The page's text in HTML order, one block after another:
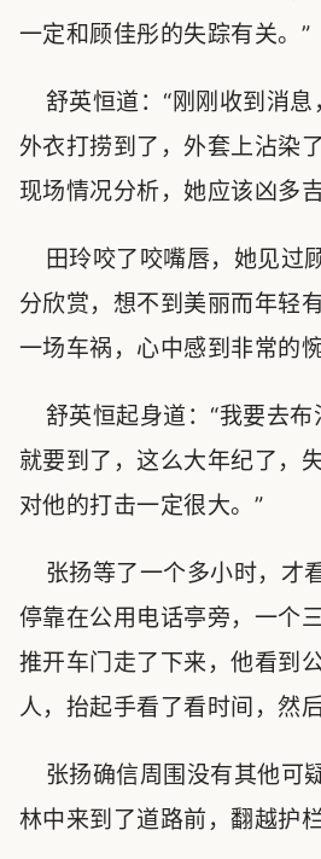
一定和顾佳彤的失踪有关。”
舒英恒道：“刚刚收到消息
外衣打捞到了，外套上沾染
现场情况分析，她应该凶多
田玲咬了咬嘴唇，她见过
分欣赏，想不到美丽而年轻
一场车祸，心中感到非常的惋
舒英恒起身道：“我要去布
就要到了，这么大年纪了，
对他的打击一定很大。”
张扬等了一个多小时，才
停靠在公用电话亭旁，一个
推开车门走了下来，他看到
人，抬起手看了看时间，然
张扬确信周围没有其他可
林中来到了道路前，翻越护